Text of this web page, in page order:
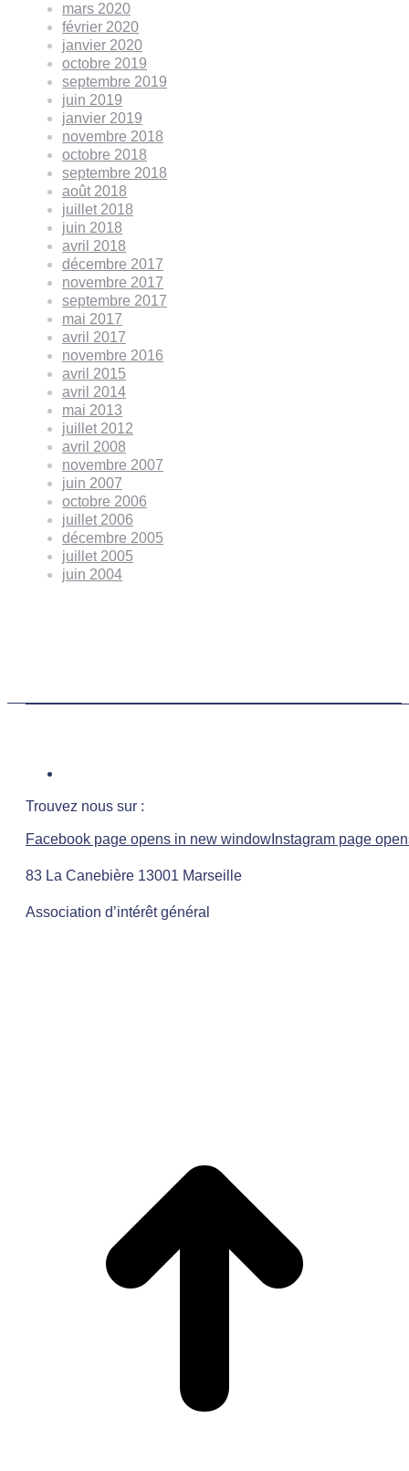
mars 2020
février 2020
janvier 2020
octobre 2019
septembre 2019
juin 2019
janvier 2019
novembre 2018
octobre 2018
septembre 2018
août 2018
juillet 2018
juin 2018
avril 2018
décembre 2017
novembre 2017
septembre 2017
mai 2017
avril 2017
novembre 2016
avril 2015
avril 2014
mai 2013
juillet 2012
avril 2008
novembre 2007
juin 2007
octobre 2006
juillet 2006
décembre 2005
juillet 2005
juin 2004
Trouvez nous sur :
Facebook page opens in new window Instagram page
83 La Canebière 13001 Marseille
Association d’intérêt général